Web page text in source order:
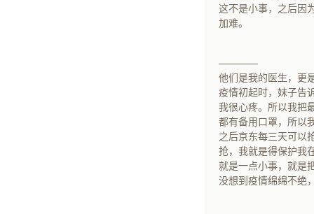
这不是小事，之后因
加难。
————
他们是我的医生，更
疫情初起时，妹子告
我很心疼。所以我把
都有备用口罩，所以
之后京东每三天可以
抢，我就是得保护我
就是一点小事，就是
没想到疫情绵绵不绝